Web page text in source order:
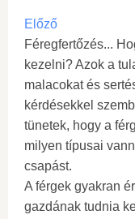
Előző
Féregfertőzés...
kezelni? Azok a
malacokat és
kérdésekkel
tünetek, hogy a
milyen típusai
csapást.
A férgek gyakran
gazdának tudnia